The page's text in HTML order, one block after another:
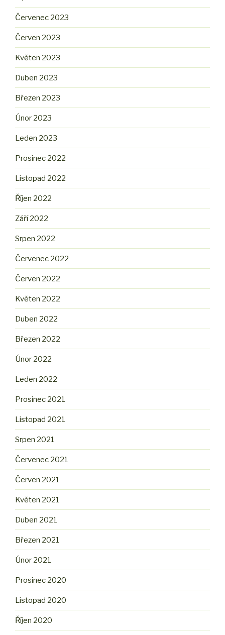
Červenec 2023
Červen 2023
Květen 2023
Duben 2023
Březen 2023
Únor 2023
Leden 2023
Prosinec 2022
Listopad 2022
Říjen 2022
Září 2022
Srpen 2022
Červenec 2022
Červen 2022
Květen 2022
Duben 2022
Březen 2022
Únor 2022
Leden 2022
Prosinec 2021
Listopad 2021
Srpen 2021
Červenec 2021
Červen 2021
Květen 2021
Duben 2021
Březen 2021
Únor 2021
Prosinec 2020
Listopad 2020
Říjen 2020